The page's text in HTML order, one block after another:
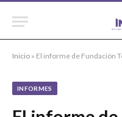
Inicio » El informe de Fundación Telefónica
INFORMES